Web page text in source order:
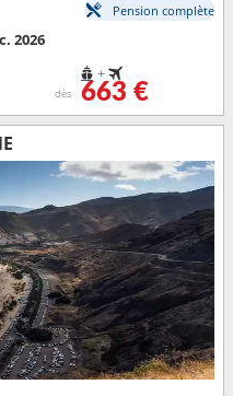
Pension complète
2026
+
dès 663 €